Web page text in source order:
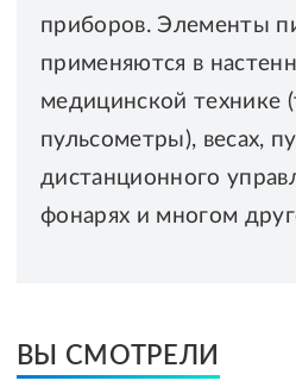
приборов. Элементы
применяются в
медицинской технике
пульсометры), весах,
дистанционного
фонарях и многом
ВЫ СМОТРЕЛИ